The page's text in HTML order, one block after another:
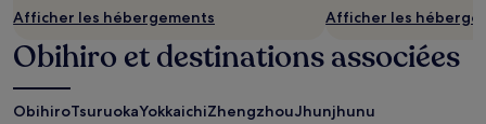
Afficher les hébergements
Afficher les
Obihiro et destinations associées
ObihiroTsuruokaYokkaichiZhengzhouJhunjhunu